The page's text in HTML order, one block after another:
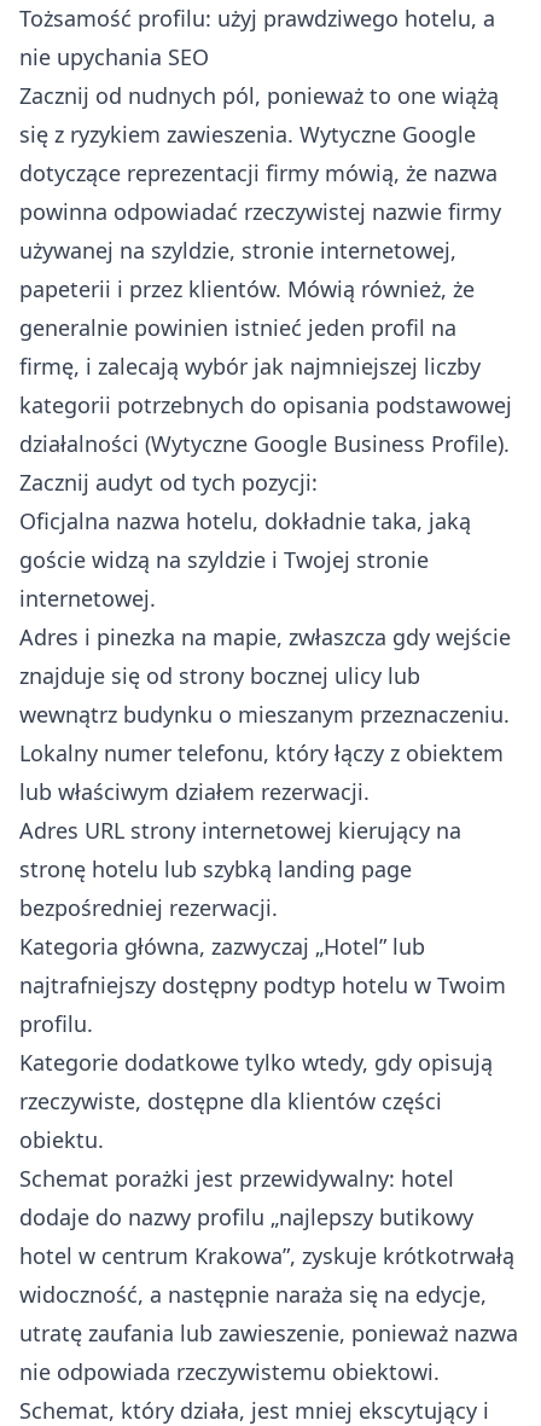
Tożsamość profilu: użyj prawdziwego hotelu, a
nie upychania SEO
Zacznij od nudnych pól, ponieważ to one wiążą
się z ryzykiem zawieszenia. Wytyczne Google
dotyczące reprezentacji firmy mówią, że nazwa
powinna odpowiadać rzeczywistej nazwie firmy
używanej na szyldzie, stronie internetowej,
papeterii i przez klientów. Mówią również, że
generalnie powinien istnieć jeden profil na
firmę, i zalecają wybór jak najmniejszej liczby
kategorii potrzebnych do opisania podstawowej
działalności (Wytyczne Google Business Profile).
Zacznij audyt od tych pozycji:
Oficjalna nazwa hotelu, dokładnie taka, jaką
goście widzą na szyldzie i Twojej stronie
internetowej.
Adres i pinezka na mapie, zwłaszcza gdy wejście
znajduje się od strony bocznej ulicy lub
wewnątrz budynku o mieszanym przeznaczeniu.
Lokalny numer telefonu, który łączy z obiektem
lub właściwym działem rezerwacji.
Adres URL strony internetowej kierujący na
stronę hotelu lub szybką landing page
bezpośredniej rezerwacji.
Kategoria główna, zazwyczaj „Hotel” lub
najtrafniejszy dostępny podtyp hotelu w Twoim
profilu.
Kategorie dodatkowe tylko wtedy, gdy opisują
rzeczywiste, dostępne dla klientów części
obiektu.
Schemat porażki jest przewidywalny: hotel
dodaje do nazwy profilu „najlepszy butikowy
hotel w centrum Krakowa”, zyskuje krótkotrwałą
widoczność, a następnie naraża się na edycje,
utratę zaufania lub zawieszenie, ponieważ nazwa
nie odpowiada rzeczywistemu obiektowi.
Schemat, który działa, jest mniej ekscytujący i